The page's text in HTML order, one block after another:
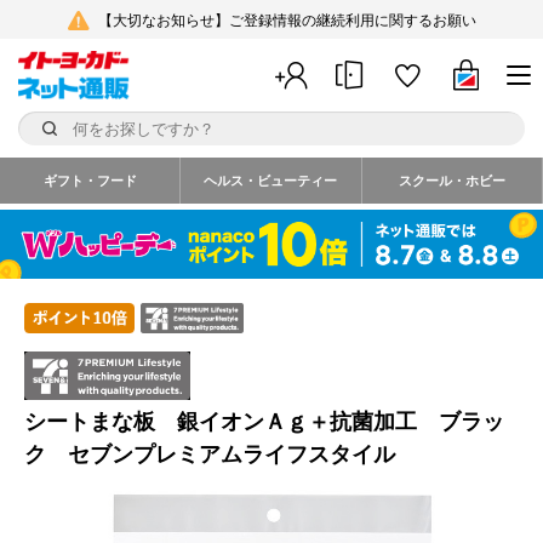
【大切なお知らせ】ご登録情報の継続利用に関するお願い
ギフト・フード ヘルス・ビューティー スクール・ホビー
シートまな板 銀イオンＡｇ＋抗菌加工 ブラッ
ク セブンプレミアムライフスタイル